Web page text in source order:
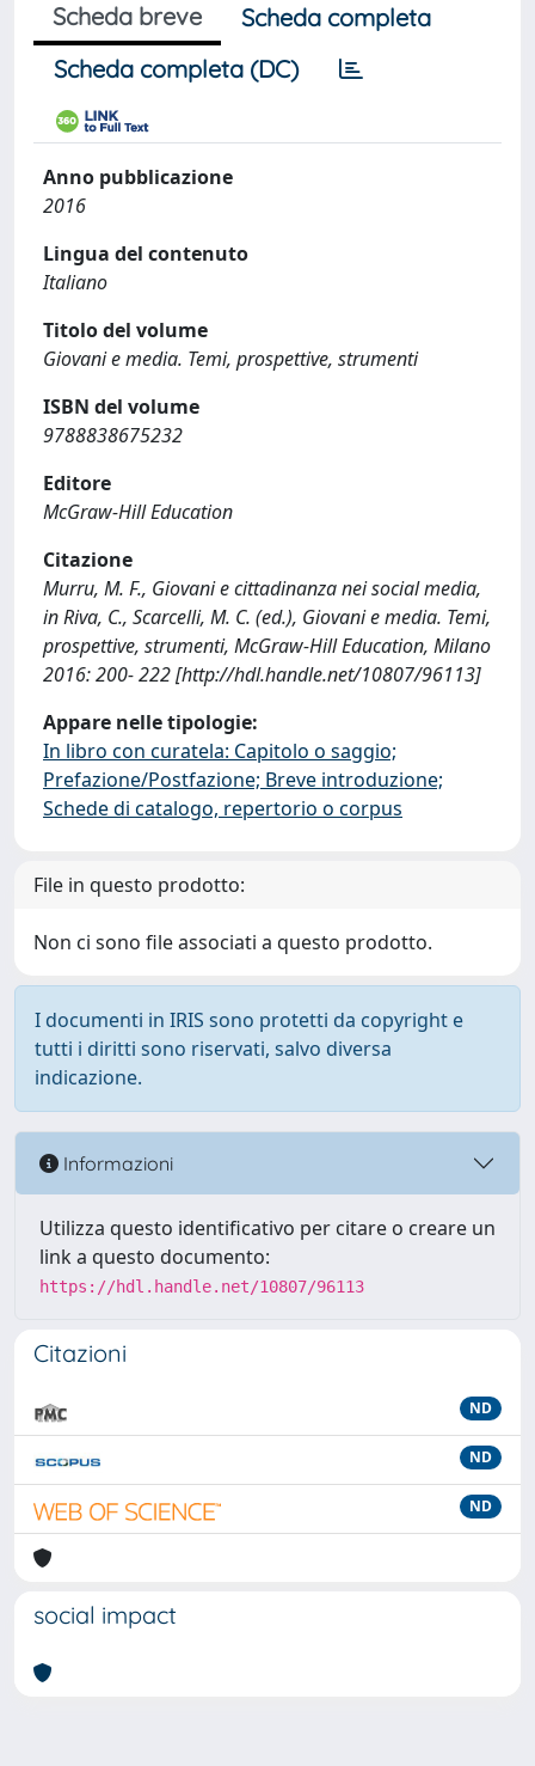
Scheda breve
Scheda completa
Scheda completa (DC)
Anno pubblicazione
2016
Lingua del contenuto
Italiano
Titolo del volume
Giovani e media. Temi, prospettive, strumenti
ISBN del volume
9788838675232
Editore
McGraw-Hill Education
Citazione
Murru, M. F., Giovani e cittadinanza nei social media,
in Riva, C., Scarcelli, M. C. (ed.), Giovani e media. Temi,
prospettive, strumenti, McGraw-Hill Education, Milano
2016: 200- 222 [http://hdl.handle.net/10807/96113]
Appare nelle tipologie:
In libro con curatela: Capitolo o saggio;
Prefazione/Postfazione; Breve introduzione;
Schede di catalogo, repertorio o corpus
File in questo prodotto:
Non ci sono file associati a questo prodotto.
I documenti in IRIS sono protetti da copyright e
tutti i diritti sono riservati, salvo diversa
indicazione.
Informazioni
Utilizza questo identificativo per citare o creare un
link a questo documento:
https://hdl.handle.net/10807/96113
Citazioni
ND
ND
ND
social impact